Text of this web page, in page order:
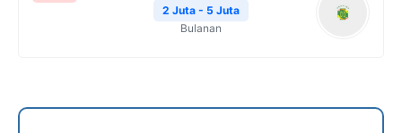
2 Juta - 5 Juta
Bulanan